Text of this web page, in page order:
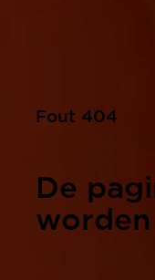
Fout 404
De